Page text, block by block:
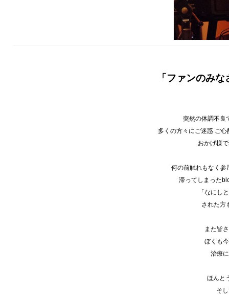
「ファンのみ
突然の体調不良
多くの方々にご迷惑 ご
おかげ様
何の前触れもなく参
滞ってしまった
「なにし
された方
また皆
ぼくも
治療
ほんと
そ